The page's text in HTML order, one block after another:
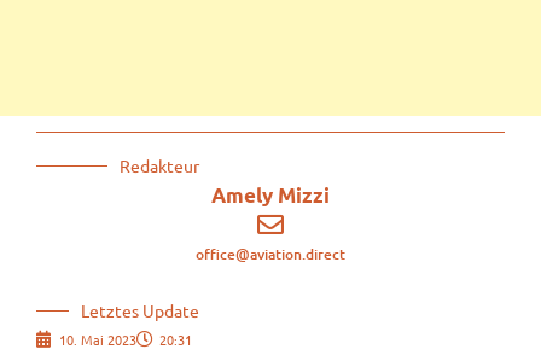
Redakteur
Amely Mizzi
office@aviation.direct
Letztes Update
10. Mai 2023 20:31